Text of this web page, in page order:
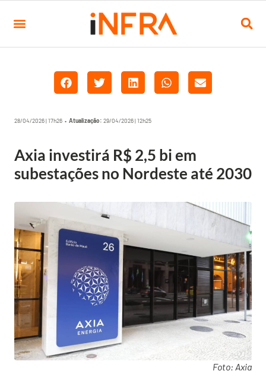
28/04/2026 | 17h26 • Atualização: 29/04/2026 | 12h25
Axia investirá R$ 2,5 bi em
subestações no Nordeste até 2030
Foto: Axia